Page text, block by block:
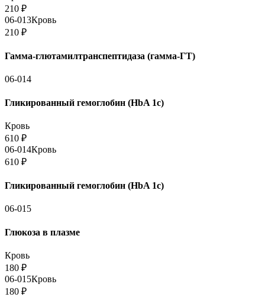
210 ₽
06-013Кровь
210 ₽
Гамма-глютамилтранспептидаза (гамма-ГТ)
06-014
Гликированный гемоглобин (HbA 1c)
Кровь
610 ₽
06-014Кровь
610 ₽
Гликированный гемоглобин (HbA 1c)
06-015
Глюкоза в плазме
Кровь
180 ₽
06-015Кровь
180 ₽